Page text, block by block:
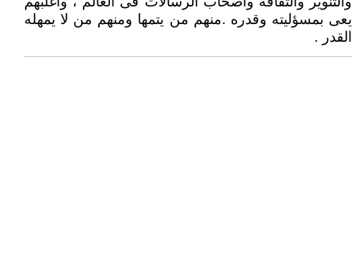
يعى بمسؤليته وقدره .منهم من يتمها ومنهم من لا يمهله
القدر .